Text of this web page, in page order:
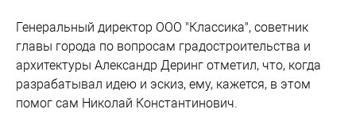
Генеральный директор ООО "Классика", советник
главы города по вопросам градостроительства и
архитектуры Александр Деринг отметил, что, когда
разрабатывал идею и эскиз, ему, кажется, в этом
помог сам Николай Константинович.